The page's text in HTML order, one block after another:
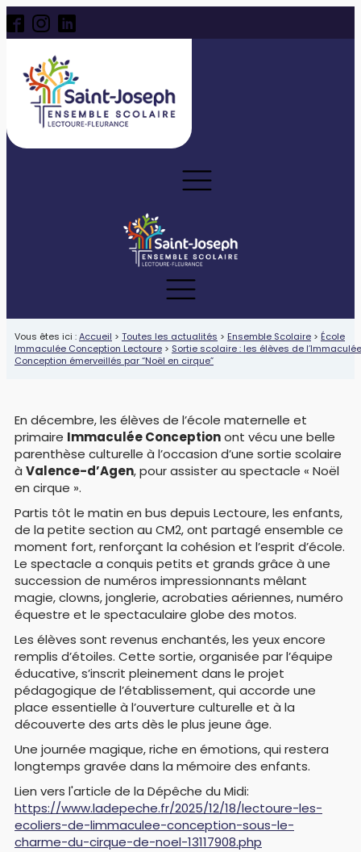
Vous êtes ici :Accueil > Toutes les actualités > Ensemble Scolaire > École
Immaculée Conception Lectoure > Sortie scolaire : les élèves de l’Immaculée
Conception émerveillés par “Noël en cirque”
En décembre, les élèves de l’école maternelle et
primaire Immaculée Conceptionont vécu une belle
parenthèse culturelle à l’occasion d’une sortie scolaire
à Valence-d’Agen, pour assister au spectacle « Noël
en cirque ».
Partis tôt le matin en bus depuis Lectoure, les enfants,
de la petite section au CM2, ont partagé ensemble ce
moment fort, renforçant la cohésion et l’esprit d’école.
Le spectacle a conquis petits et grands grâce à une
succession de numéros impressionnants mêlant
magie, clowns, jonglerie, acrobaties aériennes, numéro
équestre et le spectaculaire globe des motos.
Les élèves sont revenus enchantés, les yeux encore
remplis d’étoiles. Cette sortie, organisée par l’équipe
éducative, s’inscrit pleinement dans le projet
pédagogique de l’établissement, qui accorde une
place essentielle à l’ouverture culturelle et à la
découverte des arts dès le plus jeune âge.
Une journée magique, riche en émotions, qui restera
longtemps gravée dans la mémoire des enfants.
Lien vers l'article de la Dépêche du Midi:
https://www.ladepeche.fr/2025/12/18/lectoure-les-
ecoliers-de-limmaculee-conception-sous-le-
charme-du-cirque-de-noel-13117908.php